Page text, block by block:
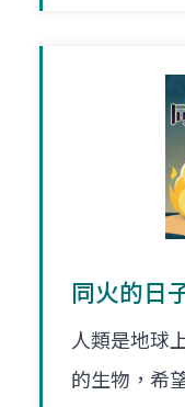
同火的日
人類是地球
的生物，希